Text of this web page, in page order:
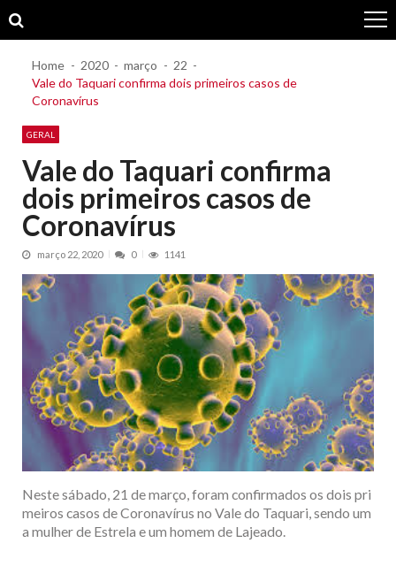
to
to
Home 2020 março
22
Vale do Taquari confirma dois primeiros casos de
Coronavírus
GERAL
Vale do Taquari confirma
dois primeiros casos de
Coronavírus
março 22, 2020 0 1141
Neste sábado, 21 de março, foram confirmados os dois pri
meiros casos de Coronavírus no Vale do Taquari, sendo um
a mulher de Estrela e um homem de Lajeado.